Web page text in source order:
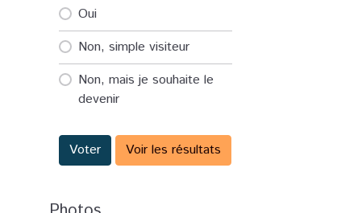
Oui
Non, simple visiteur
Non, mais je souhaite le
devenir
Voter Voir les résultats